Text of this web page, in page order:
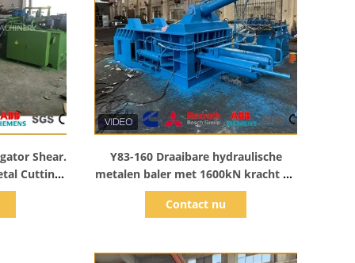
Shear.
Cutting
Y83-160 Draaibare hydraulische
metalen baler met 1600kN kracht en
1600×1000×800mm kamer voor
afvalrecycling
Contact nu